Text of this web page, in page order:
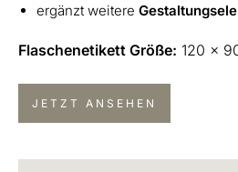
ergänzt weitere
Flaschenetikett Größe: 120 x
JETZT ANSEHEN